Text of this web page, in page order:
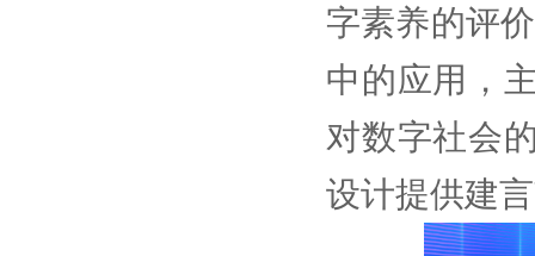
字素养的评
中的应用，
对数字社会
设计提供建